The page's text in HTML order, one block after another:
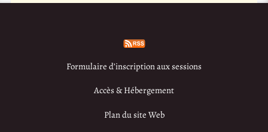
Formulaire d’inscription aux sessions
Accès & Hébergement
Plan du site Web